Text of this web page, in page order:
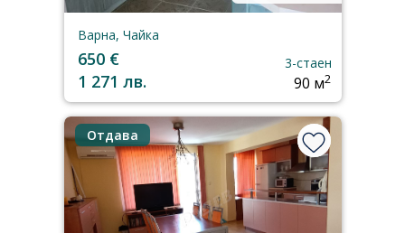
Варна, Чайка
650 €
1 271 лв.
3-стаен
90 м2
Отдава